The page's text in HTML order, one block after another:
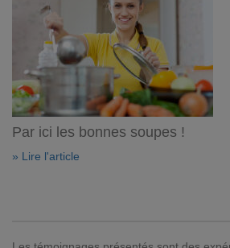
Par ici les bonnes soupes !
» Lire l'article